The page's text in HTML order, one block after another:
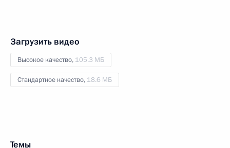
Загрузить видео
Высокое качество, 105.3 МБ
Стандартное качество, 18.6 МБ
Темы